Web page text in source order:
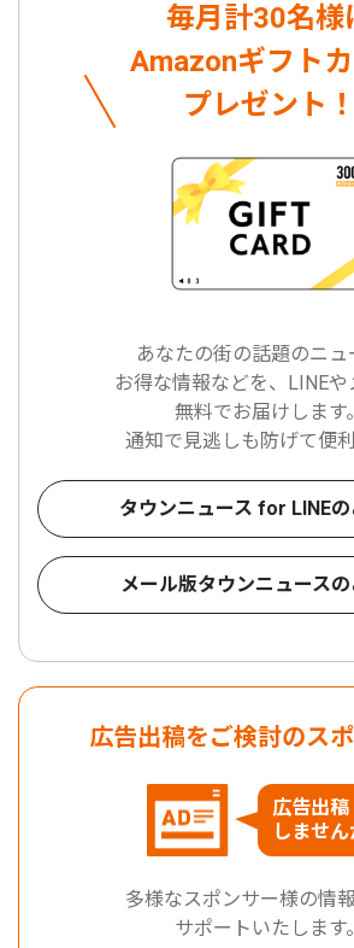
毎月計30名様
Amazonギフト
プレゼント！
あなたの街の話題のニュ
お得な情報などを、LINEや
無料でお届けします。
通知で見逃しも防げて便
タウンニュース for LINE
メール版タウンニュース
広告出稿をご検討のス
広告出稿
しません
多様なスポンサー様の情
サポートいたします。